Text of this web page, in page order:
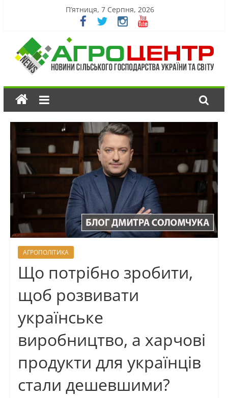
П’ятниця, 7 Серпня, 2026
АГРОПОЛІТИКА
Що потрібно зробити,
щоб розвивати
українське
виробництво, а харчові
продукти для українців
стали дешевшими?